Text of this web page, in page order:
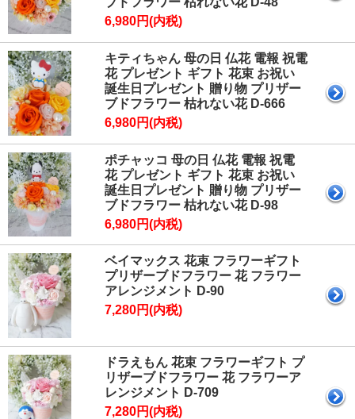
6,980円(内税)
キティちゃん 母の日 仏花 電報 祝電
花 プレゼント ギフト 花束 お祝い
誕生日プレゼント 贈り物 プリザー
ブドフラワー 枯れない花 D-666
6,980円(内税)
ポチャッコ 母の日 仏花 電報 祝電
花 プレゼント ギフト 花束 お祝い
誕生日プレゼント 贈り物 プリザー
ブドフラワー 枯れない花 D-98
6,980円(内税)
ベイマックス 花束 フラワーギフト
プリザーブドフラワー 花 フラワー
アレンジメント D-90
7,280円(内税)
ドラえもん 花束 フラワーギフト プ
リザーブドフラワー 花 フラワーア
レンジメント D-709
7,280円(内税)